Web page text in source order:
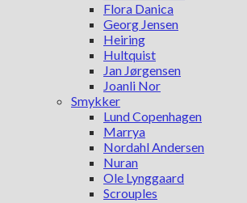
Flora Danica
Georg Jensen
Heiring
Hultquist
Jan Jørgensen
Joanli Nor
Smykker
Lund Copenhagen
Marrya
Nordahl Andersen
Nuran
Ole Lynggaard
Scrouples